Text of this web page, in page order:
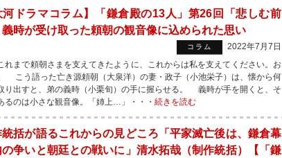
河ドラマコラム】「鎌倉殿の13人」第26回「悲しむ前
義時が受け取った頼朝の観音像に込められた思い
コラム
2022年7月7日
まで頼朝さまを支えてきたように、これからは私を支えてください。お
こう語った亡き源頼朝（大泉洋）の妻・政子（小池栄子）は、懐から何
り出すと、弟の義時（小栗旬）の手に握らせる。 義時が手を開くと、そ
るのは小さな観音像。「姉上…」・・・ 続きを読む
統括が語るこれからの見どころ「平家滅亡後は、鎌倉幕
の争いと朝廷との戦いに」清水拓哉（制作統括）【「鎌